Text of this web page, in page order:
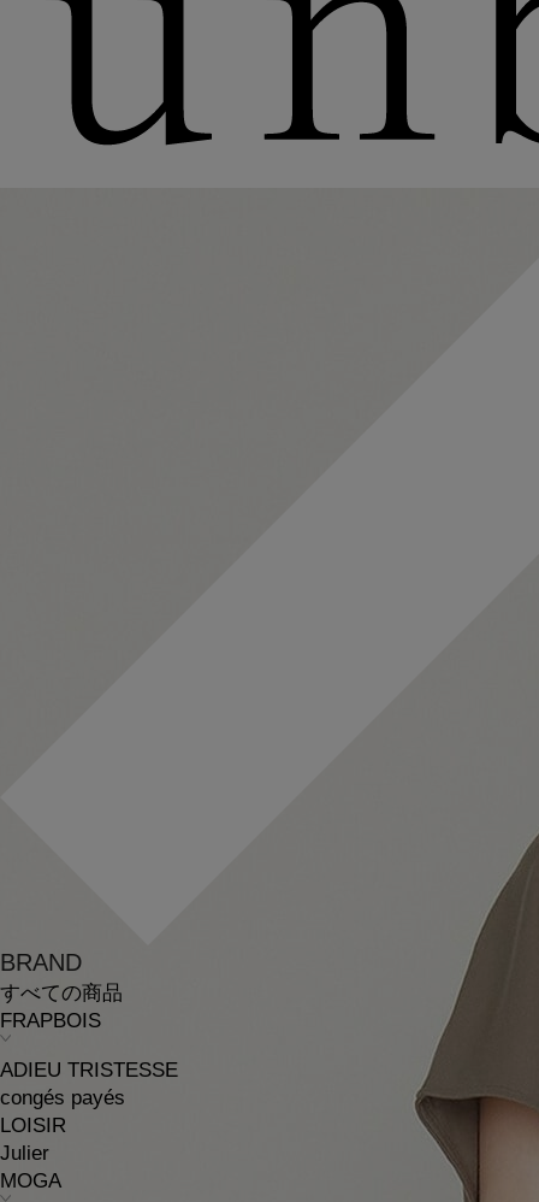
BRAND
すべての商品
FRAPBOIS
ADIEU TRISTESSE
congés payés
LOISIR
Julier
MOGA